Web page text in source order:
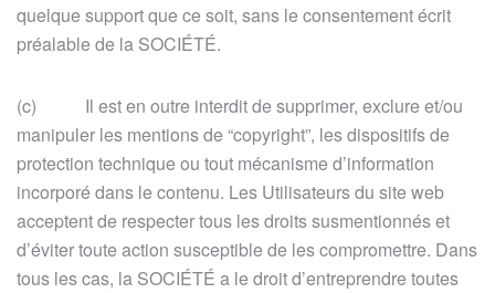
quelque support que ce soit, sans le consentement écrit
préalable de la SOCIÉTÉ.
(c) Il est en outre interdit de supprimer, exclure et/ou
manipuler les mentions de “copyright”, les dispositifs de
protection technique ou tout mécanisme d’information
incorporé dans le contenu. Les Utilisateurs du site web
acceptent de respecter tous les droits susmentionnés et
d’éviter toute action susceptible de les compromettre. Dans
tous les cas, la SOCIÉTÉ a le droit d’entreprendre toutes